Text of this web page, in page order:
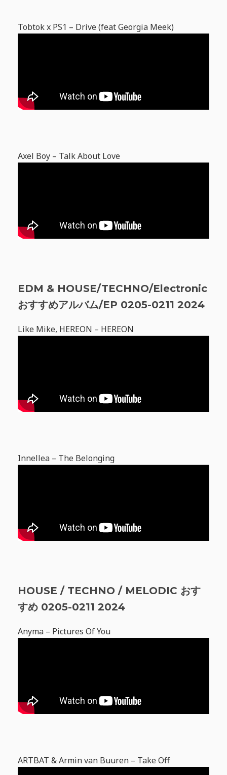
Tobtok x PS1 – Drive (feat Georgia Meek)
Axel Boy – Talk About Love
EDM & HOUSE/TECHNO/Electronic
おすすめアルバム/EP 0205-0211 2024
Like Mike, HEREON – HEREON
Innellea – The Belonging
HOUSE / TECHNO / MELODIC おす
すめ 0205-0211 2024
Anyma – Pictures Of You
ARTBAT & Armin van Buuren – Take Off